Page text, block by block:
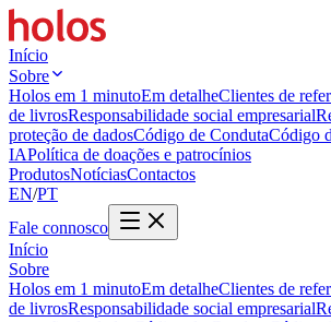
Início
Sobre
Holos em 1 minutoEm detalheClientes de
de livrosResponsabilidade social empresarial
proteção de dadosCódigo de CondutaCódigo
IAPolítica de doações e patrocínios
ProdutosNotíciasContactos
EN/PT
Fale connosco
Início
Sobre
Holos em 1 minutoEm detalheClientes de
de livrosResponsabilidade social empresarial